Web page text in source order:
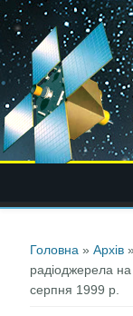
Головна »Архів »
радіоджерела
серпня 1999 р.